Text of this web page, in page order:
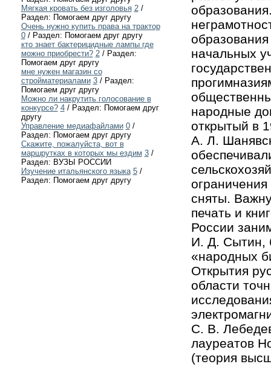
Мягкая кровать без изголовья 2/
Раздел: Помогаем друг другу
Очень нужно купить права на трактор
0/ Раздел: Помогаем друг другу
кто знает бактерицидные лампы где
можно приобрести? 2/ Раздел:
Помогаем друг другу
мне нужен магазин со
стройматериалами 3/ Раздел:
Помогаем друг другу
Можно ли накрутить голосование в
конкурсе? 4/ Раздел: Помогаем друг
другу
Управление медиафайлами 0/
Раздел: Помогаем друг другу
Скажите, пожалуйста, вот в
маршрутках в которых мы ездим 3/
Раздел: ВУЗЫ РОССИИ
Изучение итальянского языка 5/
Раздел: Помогаем друг другу
начальных
народные
открытый в
A. Л.
сняты.
печать и
России
И. Д. Сытин,
«народных
Открытия
области
С. В.
лауреатов
(теория